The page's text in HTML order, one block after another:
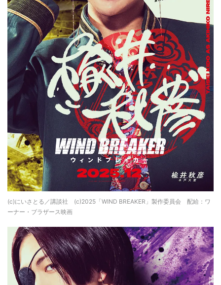
(c)にいさとる／講談社 (c)2025「WIND BREAKER」製作委員会 配給：ワ
ーナー・ブラザース映画